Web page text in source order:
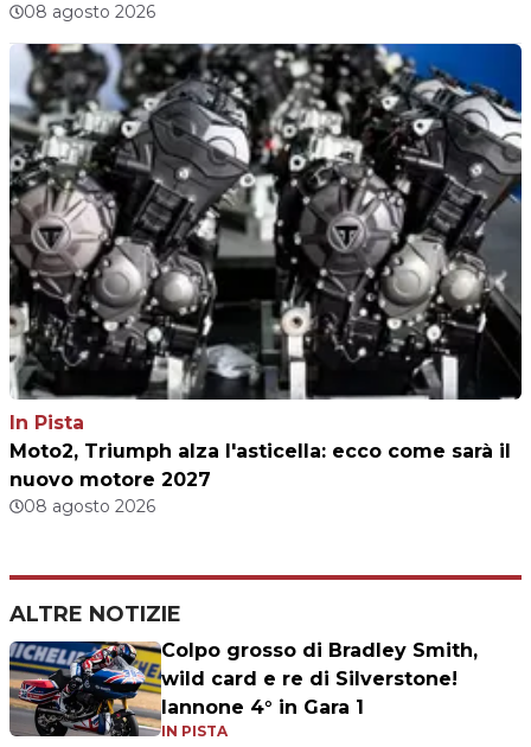
08 agosto 2026
In Pista
Moto2, Triumph alza l'asticella: ecco come sarà il
nuovo motore 2027
08 agosto 2026
ALTRE NOTIZIE
Colpo grosso di Bradley Smith,
wild card e re di Silverstone!
Iannone 4° in Gara 1
IN PISTA